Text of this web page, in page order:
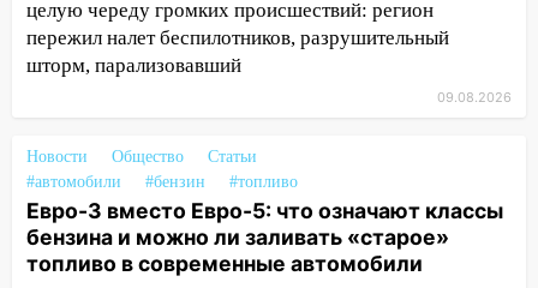
на 8 августа — кому повезет с
деньгами, а кого ждет неожиданная
встреча
В Ульяновской области объявили
07.08.2026
20:40
Ульяновские аграрии смогут
купить тракторы с отсрочкой платежа
до декабря
целую череду громких происшествий: регион
пережил налет беспилотников, разрушительный
шторм, парализовавший
09.08.2026
Новости Общество
Статьи
#автомобили
#бензин #топливо
Евро-3 вместо Евро-5: что означают классы
бензина и можно ли заливать «старое»
топливо в современные автомобили